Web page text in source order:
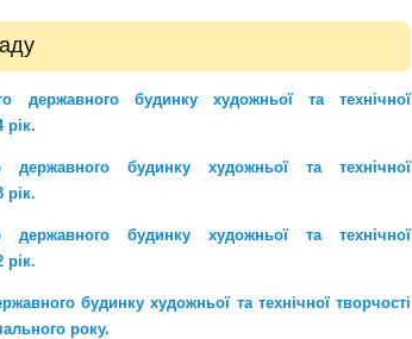
державного будинку художньої та технічної
рік.
державного будинку художньої та технічної
рік.
державного будинку художньої та технічної
рік.
будинку художньої та технічної творчості
року.